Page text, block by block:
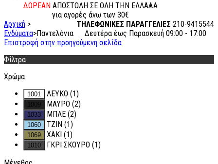
ΔΩΡΕΑΝ ΑΠΟΣΤΟΛΗ ΣΕ ΟΛΗ ΤΗΝ ΕΛΛΑΔΑ
για αγορές άνω των 30€
ΤΗΛΕΦΩΝΙΚΕΣ ΠΑΡΑΓΓΕΛΙΕΣ 210-9415544
Δευτέρα έως Παρασκευή 09:00 - 17:00
Αρχική >
Ενδύματα>Παντελόνια
Επιστροφή στην προηγούμενη σελίδα
Φίλτρα
Χρώμα
ΛΕΥΚΟ (1)
ΜΑΥΡΟ (2)
ΜΠΛΕ (2)
ΤΖΙΝ (1)
ΧΑΚΙ (1)
ΓΚΡΙ ΣΚΟΥΡΟ (1)